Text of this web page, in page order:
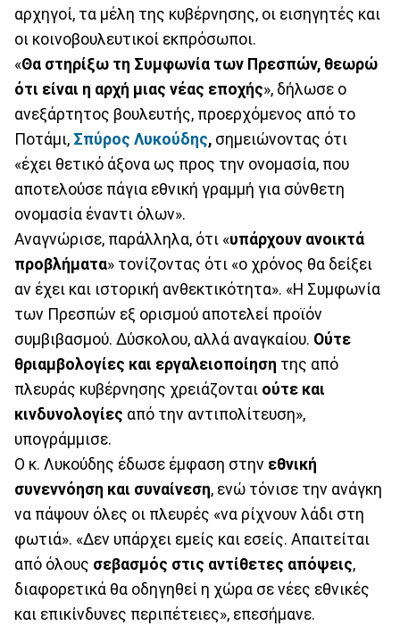
αρχηγοί, τα μέλη της κυβέρνησης, οι εισηγητές και
οι κοινοβουλευτικοί εκπρόσωποι.
«Θα στηρίξω τη Συμφωνία των Πρεσπών, θεωρώ
ότι είναι η αρχή μιας νέας εποχής», δήλωσε ο
ανεξάρτητος βουλευτής, προερχόμενος από το
Ποτάμι, Σπύρος Λυκούδης, σημειώνοντας ότι
«έχει θετικό άξονα ως προς την ονομασία, που
αποτελούσε πάγια εθνική γραμμή για σύνθετη
ονομασία έναντι όλων».
Αναγνώρισε, παράλληλα, ότι «υπάρχουν ανοικτά
προβλήματα» τονίζοντας ότι «ο χρόνος θα δείξει
αν έχει και ιστορική ανθεκτικότητα». «Η Συμφωνία
των Πρεσπών εξ ορισμού αποτελεί προϊόν
συμβιβασμού. Δύσκολου, αλλά αναγκαίου. Ούτε
θριαμβολογίες και εργαλειοποίηση της από
πλευράς κυβέρνησης χρειάζονται ούτε και
κινδυνολογίες από την αντιπολίτευση»,
υπογράμμισε.
Ο κ. Λυκούδης έδωσε έμφαση στην εθνική
συνεννόηση και συναίνεση, ενώ τόνισε την ανάγκη
να πάψουν όλες οι πλευρές «να ρίχνουν λάδι στη
φωτιά». «Δεν υπάρχει εμείς και εσείς. Απαιτείται
από όλους σεβασμός στις αντίθετες απόψεις,
διαφορετικά θα οδηγηθεί η χώρα σε νέες εθνικές
και επικίνδυνες περιπέτειες», επεσήμανε.